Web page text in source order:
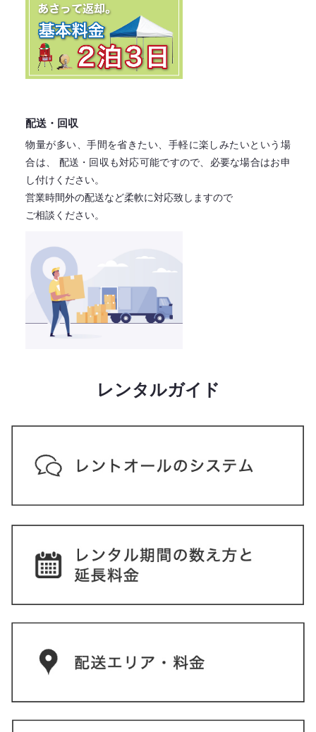
配送・回収
物量が多い、手間を省きたい、手軽に楽しみたいという場
合は、
配送・回収も対応可能ですので、必要な場合はお申
し付けください。
営業時間外の配送など柔軟に対応致しますので
ご相談ください。
レンタルガイド